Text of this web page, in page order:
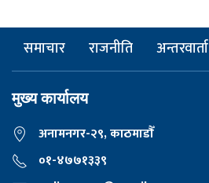
समाचार राजनीति अन्तरवार्ता
मुख्य कार्यालय
अनामनगर-२९, काठमाडाैँ
०१-४७७१३३९